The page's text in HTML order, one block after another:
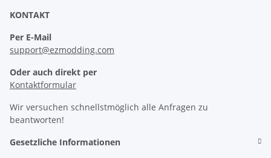
KONTAKT
Per E-Mail
support@ezmodding.com
Oder auch direkt per
Kontaktformular
Wir versuchen schnellstmöglich alle Anfragen zu
beantworten!
Gesetzliche Informationen